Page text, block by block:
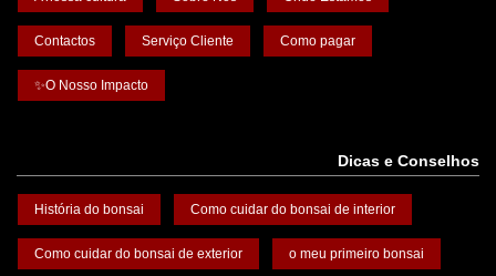
Contactos Serviço Cliente Como pagar
✨O Nosso Impacto
Dicas e Conselhos
História do bonsai Como cuidar do bonsai de interior
Como cuidar do bonsai de exterior o meu primeiro bonsai